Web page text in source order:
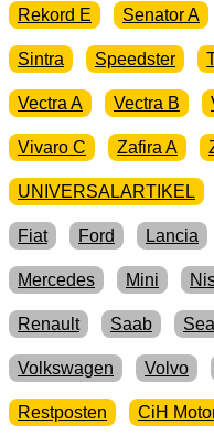
Rekord E Senator A
Sintra Speedster
Vectra A Vectra B
Vivaro C Zafira A
UNIVERSALARTIKEL
Fiat Ford Lancia
Mercedes Mini
Renault Saab
Volkswagen Volvo
Restposten CiH